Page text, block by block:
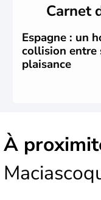
envahissent la
apportent leur
s'impose comme
XIème siècle et le
rejoint le pays à
Portugal. Cette
Carnet
Espagne : un
collision entre
plaisance
À